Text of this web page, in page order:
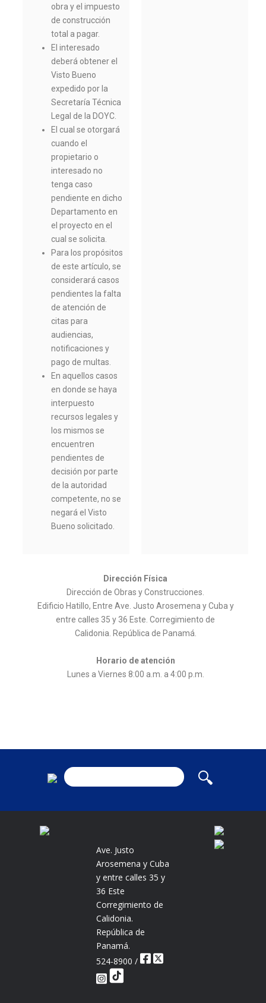
obra y el impuesto
de construcción
total a pagar.
El interesado
deberá obtener el
Visto Bueno
expedido por la
Secretaría Técnica
Legal de la DOYC.
El cual se otorgará
cuando el
propietario o
interesado no
tenga caso
pendiente en dicho
Departamento en
el proyecto en el
cual se solicita.
Para los propósitos
de este artículo, se
considerará casos
pendientes la falta
de atención de
citas para
audiencias,
notificaciones y
pago de multas.
En aquellos casos
en donde se haya
interpuesto
recursos legales y
los mismos se
encuentren
pendientes de
decisión por parte
de la autoridad
competente, no se
negará el Visto
Bueno solicitado.
Dirección Física
Dirección de Obras y Construcciones.
Edificio Hatillo, Entre Ave. Justo Arosemena y Cuba y
entre calles 35 y 36 Este. Corregimiento de
Calidonia. República de Panamá.
Horario de atención
Lunes a Viernes 8:00 a.m. a 4:00 p.m.
Ave. Justo
Arosemena y Cuba
y entre calles 35 y
36 Este
Corregimiento de
Calidonia.
República de
Panamá.
524-8900 /